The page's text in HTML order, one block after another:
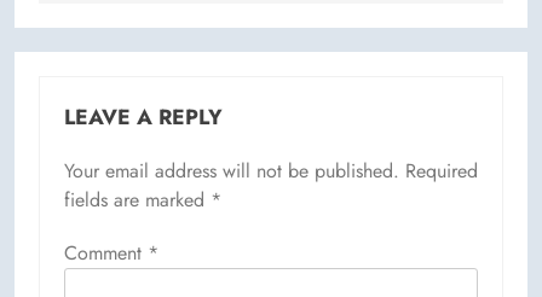
LEAVE A REPLY
Your email address will not be published. Required
fields are marked *
Comment *